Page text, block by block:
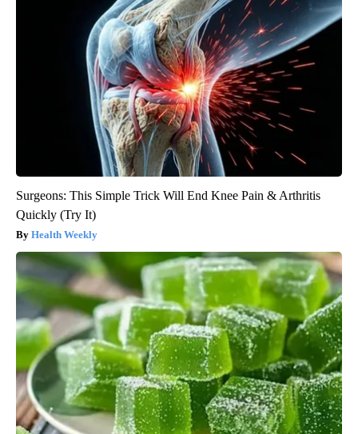
Surgeons: This Simple Trick Will End Knee Pain & Arthritis
Quickly (Try It)
Health Weekly